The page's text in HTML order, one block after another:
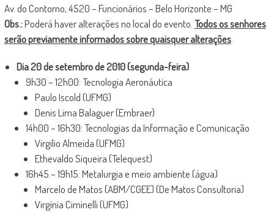
Av. do Contorno, 4520 – Funcionários – Belo Horizonte – MG
Obs.:Poderá haver alterações no local do evento. Todos os senhores
serão previamente informados sobre quaisquer alterações.
Dia 20 de setembro de 2010 (segunda-feira)
9h30 – 12h00: Tecnologia Aeronáutica
Paulo Iscold (UFMG)
Denis Lima Balaguer (Embraer)
14h00 – 16h30: Tecnologias da Informação e Comunicação
Virgílio Almeida (UFMG)
Ethevaldo Siqueira (Telequest)
16h45 – 19h15: Metalurgia e meio ambiente (água)
Marcelo de Matos (ABM/CGEE) (De Matos Consultoria)
Virgínia Ciminelli (UFMG)